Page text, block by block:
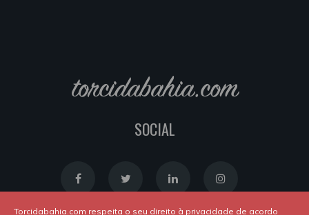
torcidabahia.com
SOCIAL
Torcidabahia.com respeita o seu direito à privacidade de acordo